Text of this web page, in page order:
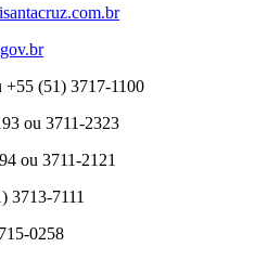
(51) 3717-1100
ou 3711-2323
ou 3711-2121
3713-7111
0258